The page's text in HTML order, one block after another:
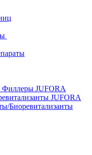
JUFORA
JUFORA
Биоревитализанты